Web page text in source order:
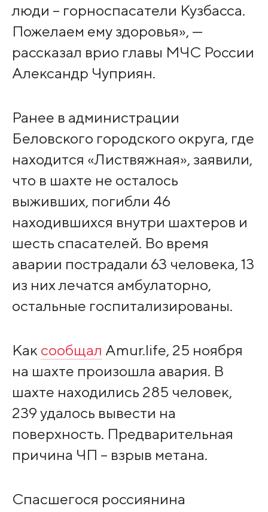
люди – горноспасатели Кузбасса.
Пожелаем ему здоровья», —
рассказал врио главы МЧС России
Александр Чуприян.
Ранее в администрации
Беловского городского округа, где
находится «Листвяжная», заявили,
что в шахте не осталось
выживших, погибли 46
находившихся внутри шахтеров и
шесть спасателей. Во время
аварии пострадали 63 человека, 13
из них лечатся амбулаторно,
остальные госпитализированы.
Как сообщал Amur.life, 25 ноября
на шахте произошла авария. В
шахте находились 285 человек,
239 удалось вывести на
поверхность. Предварительная
причина ЧП – взрыв метана.
Спасшегося россиянина